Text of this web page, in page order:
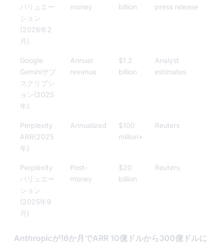
バリュエー
ション
(2026年2
月)
money
billion
press release
Google
Geminiサブ
スクリプシ
ョン(2025
年)
Annual
revenue
$1.2
billion
Analyst
estimates
Perplexity
ARR(2025
年)
Annualized
$100
million+
Reuters
Perplexity
バリュエー
ション
(2025年9
月)
Post-
money
$20
billion
Reuters
Anthropicが16か月でARR 10億ドルから300億ドルに